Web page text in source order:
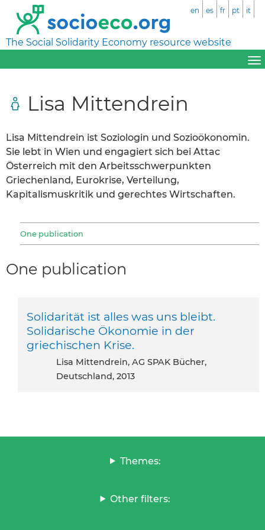
The Social Solidarity Economy resource website
en es fr pt it
Lisa Mittendrein
Lisa Mittendrein ist Soziologin und Sozioökonomin.
Sie lebt in Wien und engagiert sich bei Attac
Österreich mit den Arbeitsschwerpunkten
Griechenland, Eurokrise, Verteilung,
Kapitalismuskritik und gerechtes Wirtschaften.
One publication
One publication
Solidarität ist alles was uns bleibt.
Solidarische Ökonomie in der
griechischen Krise.
Lisa Mittendrein, AG SPAK Bücher,
Deutschland, 2013
Themes:
Other filters: